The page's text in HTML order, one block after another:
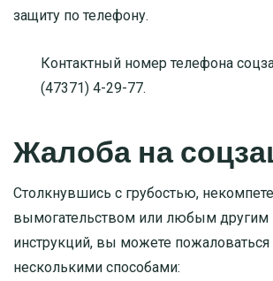
защиту по телефону.
Контактный номер телефона
(47371) 4-29-77.
Жалоба на
Столкнувшись с грубостью,
вымогательством или любым
инструкций, вы можете пожаловаться
несколькими способами: